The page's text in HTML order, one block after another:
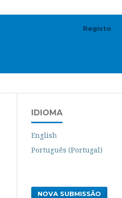
Registo
IDIOMA
English
Português (Portugal)
NOVA SUBMISSÃO